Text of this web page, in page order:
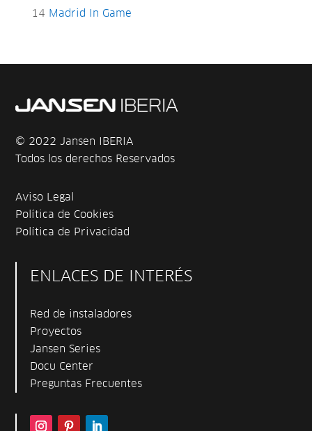
14 Madrid In Game
© 2022 Jansen IBERIA
Todos los derechos Reservados
Aviso Legal
Política de Cookies
Política de Privacidad
ENLACES DE INTERÉS
Red de instaladores
Proyectos
Jansen Series
Docu Center
Preguntas Frecuentes